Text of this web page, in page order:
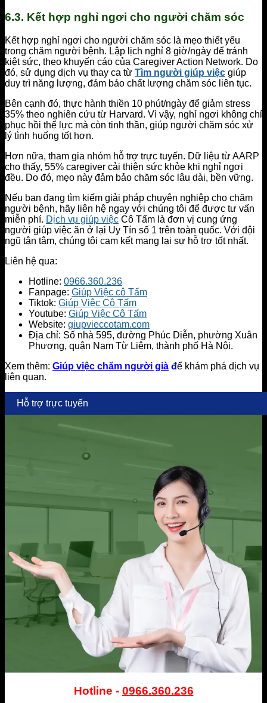
6.3. Kết hợp nghỉ ngơi cho người chăm sóc
Kết hợp nghỉ ngơi cho người chăm sóc là mẹo thiết yếu
trong chăm người bệnh. Lập lịch nghỉ 8 giờ/ngày để tránh
kiệt sức, theo khuyến cáo của Caregiver Action Network. Do
đó, sử dụng dịch vụ thay ca từ Tìm người giúp việc giúp
duy trì năng lượng, đảm bảo chất lượng chăm sóc liên tục.
Bên cạnh đó, thực hành thiền 10 phút/ngày để giảm stress
35% theo nghiên cứu từ Harvard. Vì vậy, nghỉ ngơi không chỉ
phục hồi thể lực mà còn tinh thần, giúp người chăm sóc xử
lý tình huống tốt hơn.
Hơn nữa, tham gia nhóm hỗ trợ trực tuyến. Dữ liệu từ AARP
cho thấy, 55% caregiver cải thiện sức khỏe khi nghỉ ngơi
đều. Do đó, mẹo này đảm bảo chăm sóc lâu dài, bền vững.
Nếu bạn đang tìm kiếm giải pháp chuyên nghiệp cho chăm
người bệnh, hãy liên hệ ngay với chúng tôi để được tư vấn
miễn phí. Dịch vụ giúp việc Cô Tấm là đơn vị cung ứng
người giúp việc ăn ở lại Uy Tín số 1 trên toàn quốc. Với đội
ngũ tận tâm, chúng tôi cam kết mang lại sự hỗ trợ tốt nhất.
Liên hệ qua:
Hotline: 0966.360.236
Fanpage: Giúp Việc cô Tấm
Tiktok: Giúp Việc Cô Tấm
Youtube: Giúp Việc Cô Tấm
Website: giupvieccotam.com
Địa chỉ: Số nhà 595, đường Phúc Diễn, phường Xuân
Phương, quận Nam Từ Liêm, thành phố Hà Nội.
Xem thêm: Giúp việc chăm người già để khám phá dịch vụ
liên quan.
Hỗ trợ trực tuyến
Hotline - 0966.360.236